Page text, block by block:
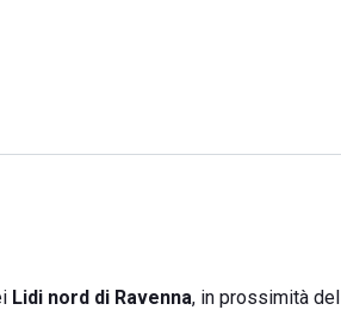
Lidi nord di Ravenna, in prossimità del